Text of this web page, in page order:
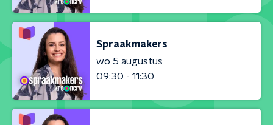
Spraakmakers
wo 5 augustus
09:30 - 11:30